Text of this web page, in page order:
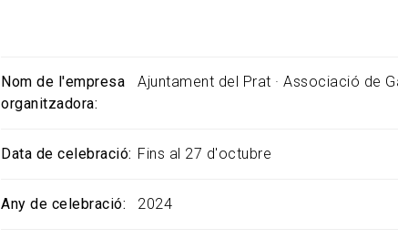
Nom de l'empresa
organitzadora
Ajuntament del Prat · Associació de
Data de celebració Fins al 27 d'octubre
Any de celebració 2024